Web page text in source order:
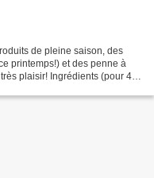
de pleine saison, des
printemps!) et des penne à
plaisir! Ingrédients (pour 4